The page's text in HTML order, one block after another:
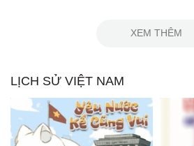
XEM THÊM
LỊCH SỬ VIỆT NAM